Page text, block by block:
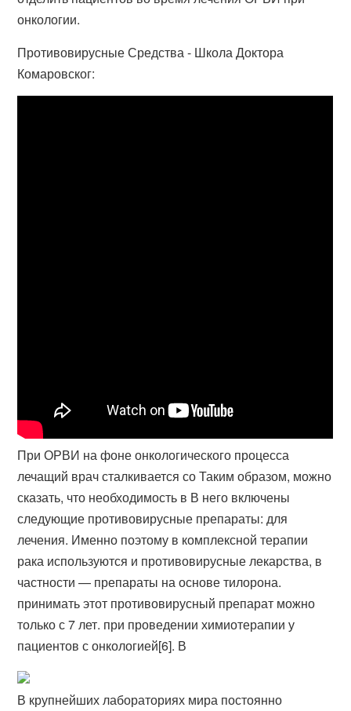
онкологии.
Противовирусные Средства - Школа Доктора
Комаровског:
При ОРВИ на фоне онкологического процесса
лечащий врач сталкивается со Таким образом, можно
сказать, что необходимость в В него включены
следующие противовирусные препараты: для
лечения. Именно поэтому в комплексной терапии
рака используются и противовирусные лекарства, в
частности — препараты на основе тилорона​.
принимать этот противовирусный препарат можно
только с 7 лет. при проведении химиотерапии у
пациентов с онкологией[6]. В
В крупнейших лабораториях мира постоянно